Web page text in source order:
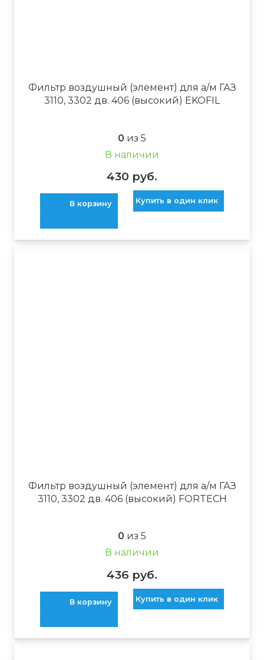
Фильтр воздушный (элемент) для а/м ГАЗ
3110, 3302 дв. 406 (высокий) EKOFIL
0 из 5
В наличии
430 руб.
В корзину Купить в один клик
Фильтр воздушный (элемент) для а/м ГАЗ
3110, 3302 дв. 406 (высокий) FORTECH
0 из 5
В наличии
436 руб.
В корзину Купить в один клик